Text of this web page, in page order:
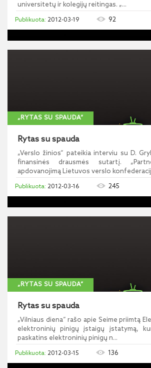
universitetų ir kolegijų reitingas. „...
2012-03-19 92
„RYTAS SU SPAUDA“
Rytas su spauda
„Verslo žinios“ pateikia interviu su D.
finansinės drausmės sutartį.
apdovanojimą Lietuvos verslo
2012-03-16 245
„RYTAS SU SPAUDA“
Rytas su spauda
„Vilniaus diena“ rašo apie Seime priimtą
elektroninių pinigų įstaigų įstatymą,
paskatins elektroninių pinigų n...
2012-03-15 136